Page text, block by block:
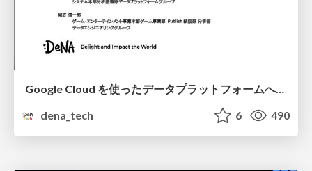
Google Cloud を使ったデータプラットフォームへの変革と 最新の活用状況について
dena_tech
6 490